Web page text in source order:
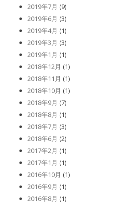
2019年7月 (9)
2019年6月 (3)
2019年4月 (1)
2019年3月 (3)
2019年1月 (1)
2018年12月 (1)
2018年11月 (1)
2018年10月 (1)
2018年9月 (7)
2018年8月 (1)
2018年7月 (3)
2018年6月 (2)
2017年2月 (1)
2017年1月 (1)
2016年10月 (1)
2016年9月 (1)
2016年8月 (1)